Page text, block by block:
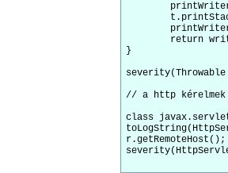
}
severity(Throwable
// a http kérelmek
class
r.getRemoteHost();